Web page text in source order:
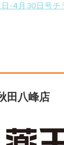
日-4月30日号チ
田八峰店